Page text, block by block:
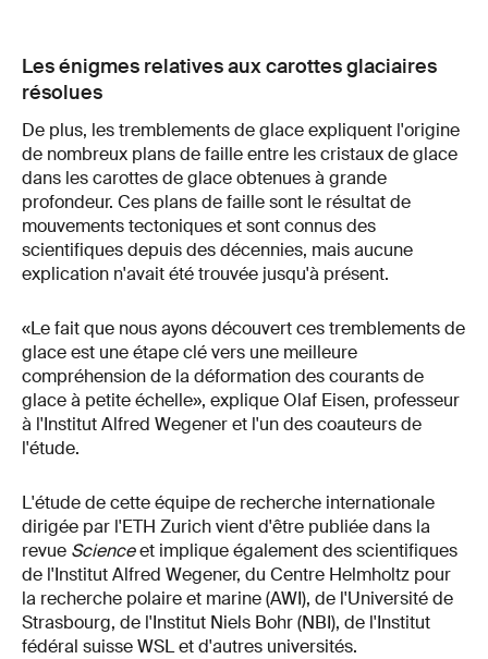
Les énigmes relatives aux carottes glaciaires
résolues
De plus, les tremblements de glace expliquent l'origine
de nombreux plans de faille entre les cristaux de glace
dans les carottes de glace obtenues à grande
profondeur. Ces plans de faille sont le résultat de
mouvements tectoniques et sont connus des
scientifiques depuis des décennies, mais aucune
explication n'avait été trouvée jusqu'à présent.
«Le fait que nous ayons découvert ces tremblements de
glace est une étape clé vers une meilleure
compréhension de la déformation des courants de
glace à petite échelle», explique Olaf Eisen, professeur
à l'Institut Alfred Wegener et l'un des coauteurs de
l'étude.
L'étude de cette équipe de recherche internationale
dirigée par l'ETH Zurich vient d'être publiée dans la
revue Scienceet implique également des scientifiques
de l'Institut Alfred Wegener, du Centre Helmholtz pour
la recherche polaire et marine (AWI), de l'Université de
Strasbourg, de l'Institut Niels Bohr (NBI), de l'Institut
fédéral suisse WSL et d'autres universités.